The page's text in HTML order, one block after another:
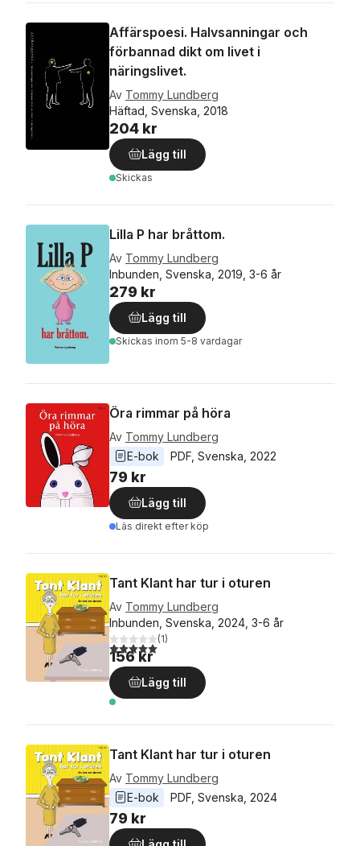
Affärspoesi. Halvsanningar och
förbannad dikt om livet i
näringslivet.
Av Tommy Lundberg
Häftad, Svenska, 2018
204 kr
Lägg till
Skickas
Lilla P har bråttom.
Av Tommy Lundberg
Inbunden, Svenska, 2019, 3-6 år
279 kr
Lägg till
Skickas inom 5-8 vardagar
Öra rimmar på höra
Av Tommy Lundberg
E-bok
PDF Svenska 2022
79 kr
Lägg till
Läs direkt efter köp
Tant Klant har tur i oturen
Av Tommy Lundberg
Inbunden, Svenska, 2024, 3-6 år
5,0utav 5 stjärnor. Totalt antal röster:
(1)
156 kr
Lägg till
Tant Klant har tur i oturen
Av Tommy Lundberg
E-bok
PDF Svenska 2024
79 kr